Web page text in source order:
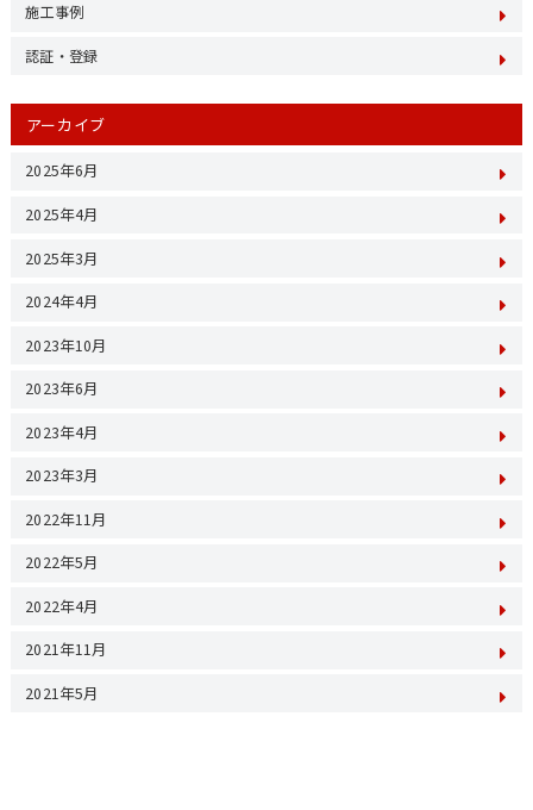
施工事例
認証・登録
アーカイブ
2025年6月
2025年4月
2025年3月
2024年4月
2023年10月
2023年6月
2023年4月
2023年3月
2022年11月
2022年5月
2022年4月
2021年11月
2021年5月